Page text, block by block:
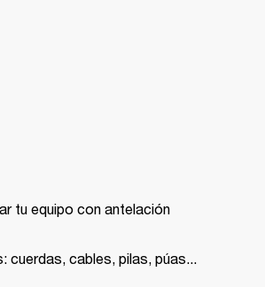
tu equipo con antelación
cuerdas, cables, pilas, púas...